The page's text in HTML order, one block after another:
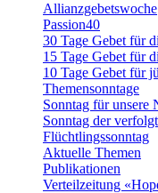
Allianzgebetswoche
Passion40
30 Tage Gebet für
15 Tage Gebet für
10 Tage Gebet für
Themensonntage
Sonntag für unsere
Sonntag der
Flüchtlingssonntag
Aktuelle Themen
Publikationen
Verteilzeitung